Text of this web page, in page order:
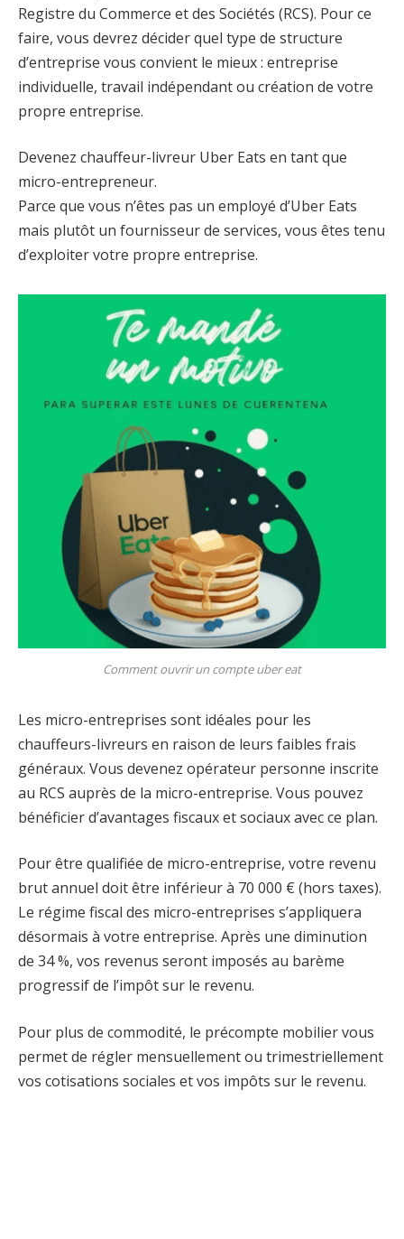
Registre du Commerce et des Sociétés (RCS). Pour ce
faire, vous devrez décider quel type de structure
d’entreprise vous convient le mieux : entreprise
individuelle, travail indépendant ou création de votre
propre entreprise.
Devenez chauffeur-livreur Uber Eats en tant que
micro-entrepreneur.
Parce que vous n’êtes pas un employé d’Uber Eats
mais plutôt un fournisseur de services, vous êtes tenu
d’exploiter votre propre entreprise.
Comment ouvrir un compte uber eat
Les micro-entreprises sont idéales pour les
chauffeurs-livreurs en raison de leurs faibles frais
généraux. Vous devenez opérateur personne inscrite
au RCS auprès de la micro-entreprise. Vous pouvez
bénéficier d’avantages fiscaux et sociaux avec ce plan.
Pour être qualifiée de micro-entreprise, votre revenu
brut annuel doit être inférieur à 70 000 € (hors taxes).
Le régime fiscal des micro-entreprises s’appliquera
désormais à votre entreprise. Après une diminution
de 34 %, vos revenus seront imposés au barème
progressif de l’impôt sur le revenu.
Pour plus de commodité, le précompte mobilier vous
permet de régler mensuellement ou trimestriellement
vos cotisations sociales et vos impôts sur le revenu.